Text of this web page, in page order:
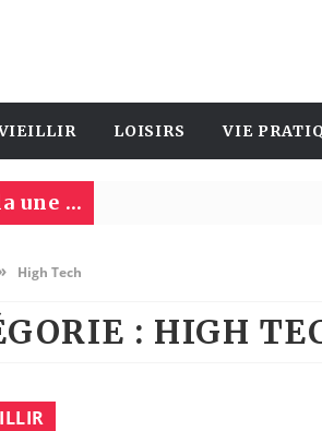
LOISIRS VIE
une ...
High Tech
: HIGH